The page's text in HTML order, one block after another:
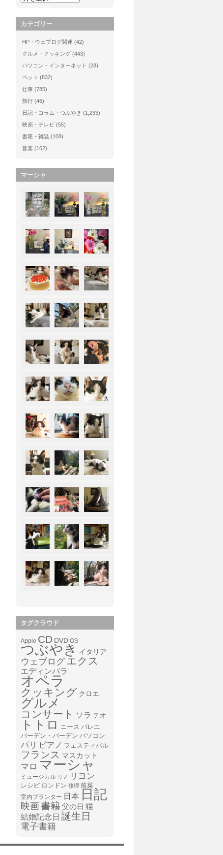
カテゴリー
HP・ウェブログ関連 (42)
グルメ・クッキング (443)
パソコン・インターネット (28)
ペット (832)
仕事 (785)
旅行 (46)
日記・コラム・つぶやき (1,233)
映画・テレビ (55)
書籍・雑誌 (108)
音楽 (162)
マーシャ
タグクラウド
Apple CD DVD OS
つぶやき イタリア
ウェブログ エクス
エディンバラ
オペラ
クッキング クロエ
グルメ
コンサート ソラ テオ
トトロ ニース バレエ
バーデン・バーデン パソコン
パリ ピアノ フェスティバル
フランス マスカット
マロ マーシャ
ミュージカル リノ リヨン
レシピ ロンドン 修理 前菜
室内プランター 日本 日記
映画書籍 父の日 猫
結婚記念日 誕生日
電子書籍